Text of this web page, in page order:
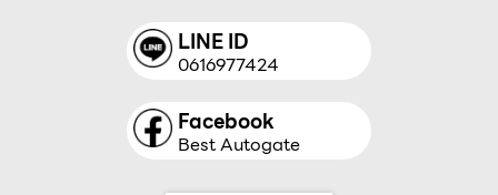
LINE ID
0616977424
Facebook
Best Autogate